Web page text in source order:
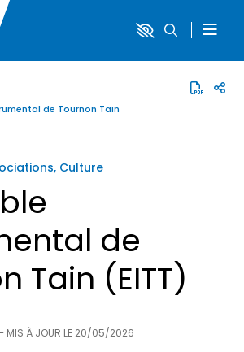
de Tournon Tain
Culture
de
Tain (EITT)
MIS À JOUR LE 20/05/2026